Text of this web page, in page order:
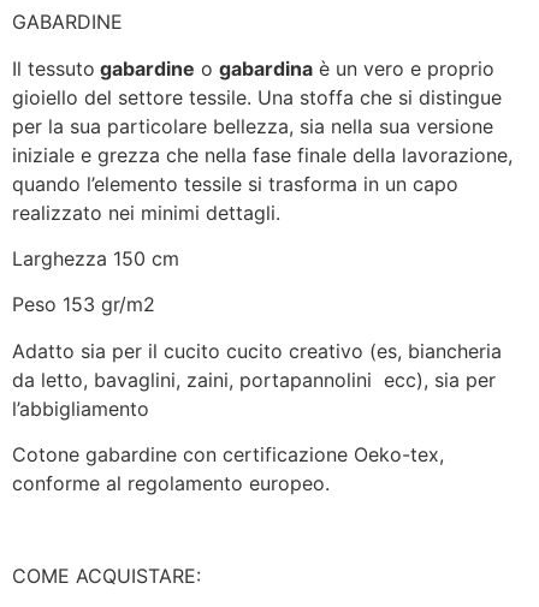
GABARDINE
Il tessuto gabardine o gabardina è un vero e proprio
gioiello del settore tessile. Una stoffa che si distingue
per la sua particolare bellezza, sia nella sua versione
iniziale e grezza che nella fase finale della lavorazione,
quando l’elemento tessile si trasforma in un capo
realizzato nei minimi dettagli.
Larghezza 150 cm
Peso 153 gr/m2
Adatto sia per il cucito cucito creativo (es, biancheria
da letto, bavaglini, zaini, portapannolini ecc), sia per
l’abbigliamento
Cotone gabardine con certificazione Oeko-tex,
conforme al regolamento europeo.
COME ACQUISTARE: